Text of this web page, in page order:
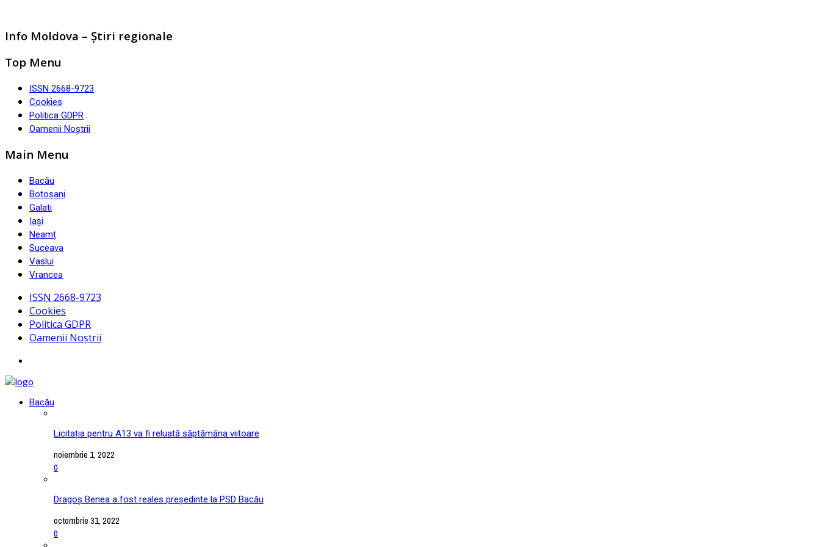
Info Moldova – Știri regionale
Top Menu
ISSN 2668-9723
Cookies
Politica GDPR
Oamenii Noștrii
Main Menu
Bacău
Botoșani
Galati
Iași
Neamț
Suceava
Vaslui
Vrancea
ISSN 2668-9723
Cookies
Politica GDPR
Oamenii Noștrii
Bacău
Licitația pentru A13 va fi reluată săptămâna viitoare
noiembrie 1, 2022
0
Dragoș Benea a fost reales președinte la PSD Bacău
octombrie 31, 2022
0